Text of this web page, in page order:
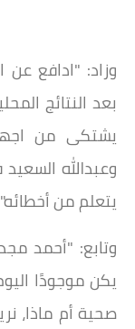
وزاد: "ادافع
بعد النتائج
يشتكى من
وعبدالله
يتعلم من
وتابع: "أحمد
يكن موجودًا
صحية أم ماذا،